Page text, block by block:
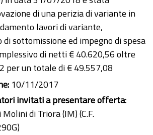
di una perizia di variante in
lavori di variante,
sottomissione ed impegno di spesa
di netti € 40.620,56 oltre
per un totale di € 49.557,08
10/11/2017
invitati a presentare offerta:
di Triora (IM) (C.F.